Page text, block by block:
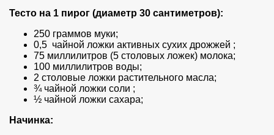
Тесто на 1 пирог (диаметр 30 сантиметров):
250 граммов муки;
0,5 чайной ложки активных сухих дрожжей ;
75 миллилитров (5 столовых ложек) молока;
100 миллилитров воды;
2 столовые ложки растительного масла;
¾ чайной ложки соли ;
½ чайной ложки сахара;
Начинка: